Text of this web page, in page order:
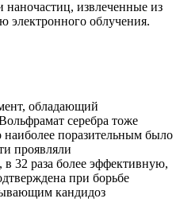
извлеченные из
электронного облучения.
обладающий
серебра тоже
поразительным было
проявляли
32 раза более эффективную,
при борьбе
кандидоз